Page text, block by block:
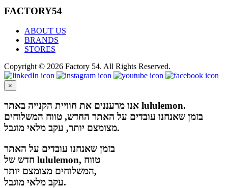
FACTORY54
ABOUT US
BRANDS
STORES
Copyright © 2026 Factory 54. All Rights Reserved.
×
אנו מרעננים את חוויית הקנייה באתר lululemon.
בזמן שאנחנו עובדים על האתר החדש, טווח המשלוחים
מצומצם יותר, עקב מלאי מוגבל.
בזמן שאנחנו עובדים על האתר
חדש של lululemon, טווח
המשלוחים מצומצם יותר,
עקב מלאי מוגבל.